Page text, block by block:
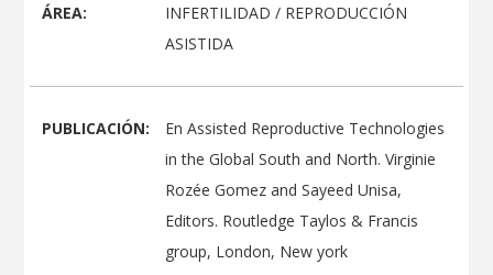
ÁREA:
INFERTILIDAD / REPRODUCCIÓN
ASISTIDA
PUBLICACIÓN:
En Assisted Reproductive Technologies
in the Global South and North. Virginie
Rozée Gomez and Sayeed Unisa,
Editors. Routledge Taylos & Francis
group, London, New york